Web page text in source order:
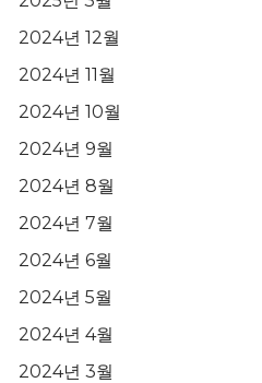
2024년 12월
2024년 11월
2024년 10월
2024년 9월
2024년 8월
2024년 7월
2024년 6월
2024년 5월
2024년 4월
2024년 3월